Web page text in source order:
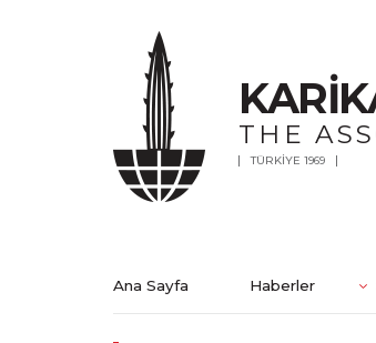
THE
TÜRKİYE 1969
Ana Sayfa Haberler